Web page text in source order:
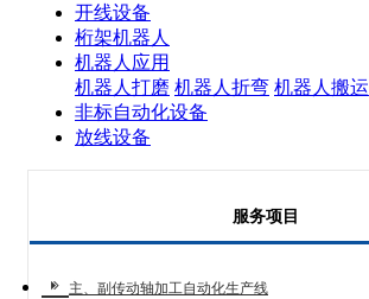
开线设备
桁架机器人
机器人应用
机器人打磨 机器人折弯 机器人搬运
非标自动化设备
放线设备
服务项目
主、副传动轴加工自动化生产线